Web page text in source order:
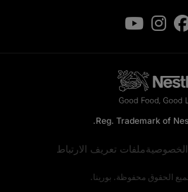
الخصوصيةملفات تعريف الارتباط